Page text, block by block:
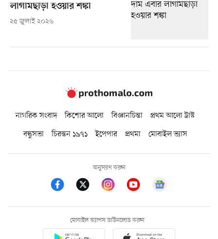
লাগামছাড়া হওয়ার শঙ্কা
২৫ জুলাই ২০২৬
নাগরিক সংবাদ কিশোর আলো বিজ্ঞানচিন্তা
প্রথম আলো ট্রাস্ট
বন্ধুসভা
চিরন্তন ১৯৭১ ইপেপার প্রথমা মোবাইল ভ্যাস
অনুসরণ করুন
মোবাইল অ্যাপস ডাউনলোড করুন